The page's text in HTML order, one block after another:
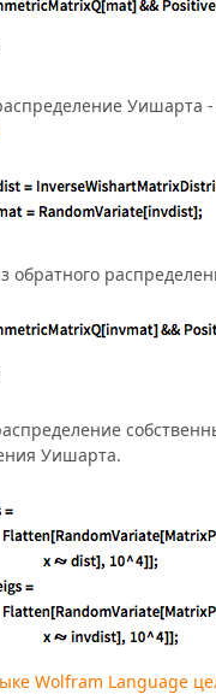
Уишарта
обратного
Уишарта.
Wolfram Language